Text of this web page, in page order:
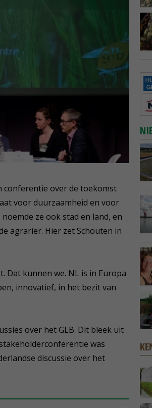
conferentie over de toekomst
voor duurzaamheid en voor
ze ook stad en land, en
agrariër. Hier zet Schouten in
Dat kunnen we. NL is in Europa
innovatief, in het bezit van
over het GLB. Dit bleek uit
was
discussie over het